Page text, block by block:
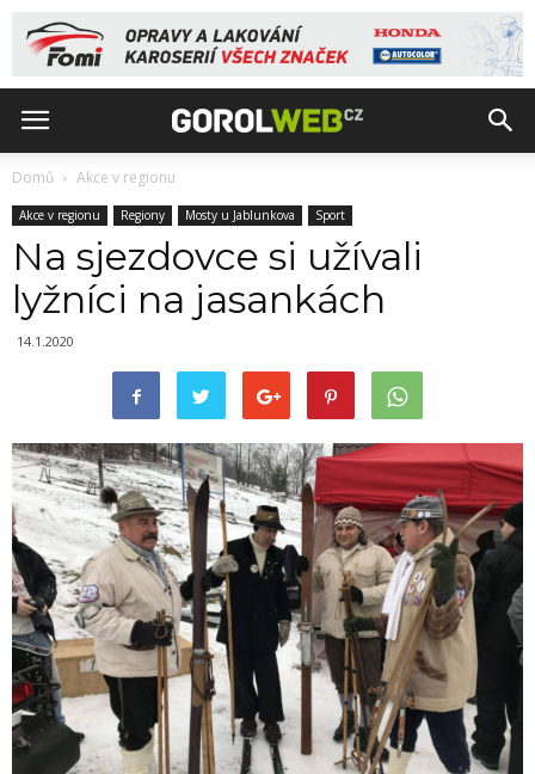
Domů Akce v regionu
Akce v regionu Regiony Mosty u Jablunkova Sport
Na sjezdovce si užívali
lyžníci na jasankách
14.1.2020